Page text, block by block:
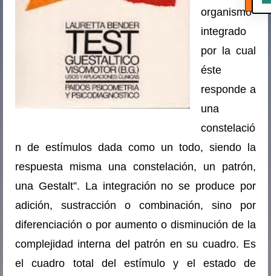
organismo
integrado
por la cual
éste
responde a
una
constelació
n de estímulos dada como un todo, siendo la
respuesta misma una constelación, un patrón,
una Gestalt”. La integración no se produce por
adición, sustracción o combinación, sino por
diferenciación o por aumento o disminución de la
complejidad interna del patrón en su cuadro. Es
el cuadro total del estímulo y el estado de